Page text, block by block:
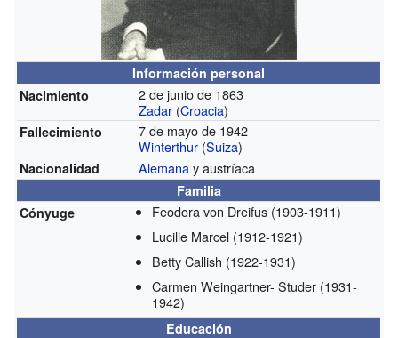
Información personal
Nacimiento
2 de junio de 1863
Zadar (Croacia)
Fallecimiento
7 de mayo de 1942
Winterthur (Suiza)
Nacionalidad Alemanay austríaca
Familia
Cónyuge
Feodora von Dreifus (1903-1911)
Lucille Marcel (1912-1921)
Betty Callish (1922-1931)
Carmen Weingartner- Studer (1931-
1942)
Educación